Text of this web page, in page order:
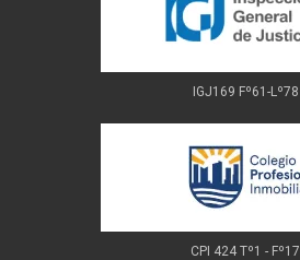
IGJ169 Fº61-Lº78
CPI 424 Tº1 - Fº17